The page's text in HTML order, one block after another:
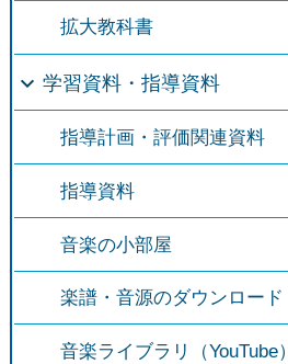
拡大教科書
学習資料・指導資料
指導計画・評価関連資料
指導資料
音楽の小部屋
楽譜・音源のダウンロード
音楽ライブラリ（YouTube）